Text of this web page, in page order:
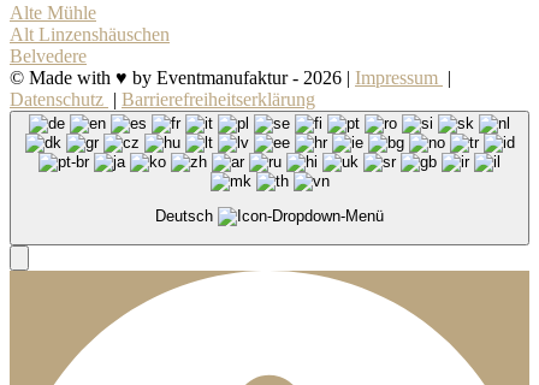
Alte Mühle
Alt Linzenshäuschen
Belvedere
© Made with ♥ by Eventmanufaktur - 2026 | Impressum |
Datenschutz | Barrierefreiheitserklärung
Deutsch